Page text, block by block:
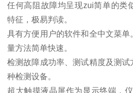
任何高阻故障均呈现zui简单的类
特征，极易判读。
具有方便用户的软件和全中文菜单
量方法简单快速。
检测故障成功率、测试精度及测
种检测设备。
超大触摸液晶屏作为显示终端，